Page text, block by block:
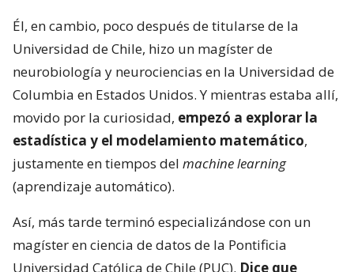
Él, en cambio, poco después de titularse de la
Universidad de Chile, hizo un magíster de
neurobiología y neurociencias en la Universidad de
Columbia en Estados Unidos. Y mientras estaba allí,
movido por la curiosidad, empezó a explorar la
estadística y el modelamiento matemático,
justamente en tiempos del machine learning
(aprendizaje automático).
Así, más tarde terminó especializándose con un
magíster en ciencia de datos de la Pontificia
Universidad Católica de Chile (PUC). Dice que